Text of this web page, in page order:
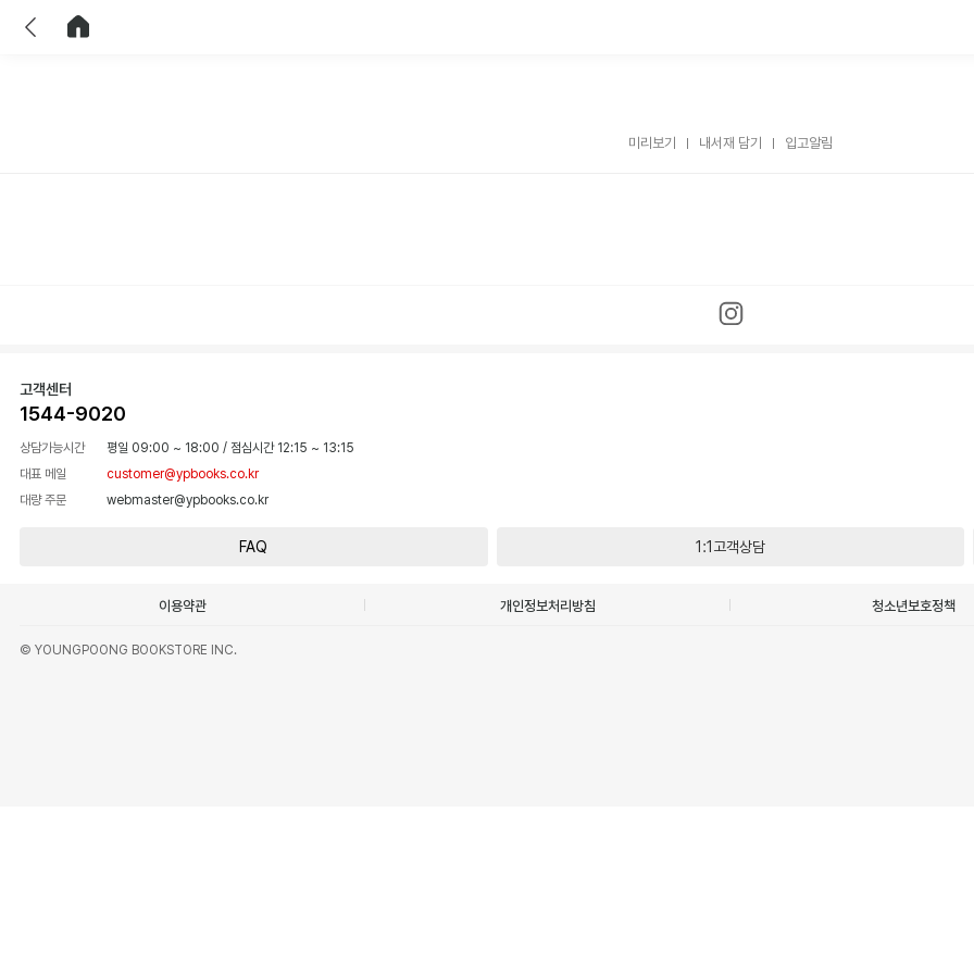
미리보기 내서재 담기 입고알림
고객센터
1544-9020
상담가능시간 평일 09:00 ~ 18:00 / 점심시간 12:15 ~ 13:15
대표 메일
customer@ypbooks.co.kr
대량 주문
webmaster@ypbooks.co.kr
FAQ 1:1고객상담
이용약관 개인정보처리방침 청소년보호정책
© YOUNGPOONG BOOKSTORE INC.